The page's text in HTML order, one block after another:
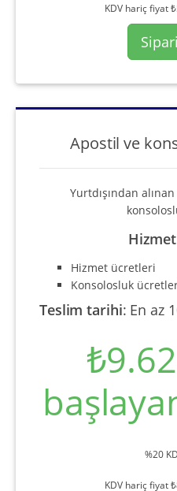
KDV hariç fiyat
Apostil ve
Yurtdışından
Hizmet ücretleri
Konsolosluk
Teslim tarihi: En az
%20
KDV hariç fiyat